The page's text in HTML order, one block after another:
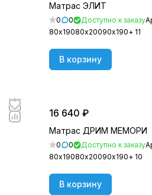
Матрас ЭЛИТ
0 0 Доступно к заказу
80х19080х20090х190+ 11
В корзину
16 640 ₽
Матрас ДРИМ МЕМОРИ
0 0 Доступно к заказу
80х19080х20090х190+ 10
В корзину